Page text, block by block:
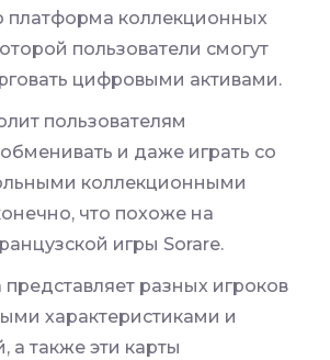
платформа коллекционных
пользователи смогут
цифровыми активами.
пользователям
и даже играть со
коллекционными
что похоже на
игры Sorare.
разных игроков
характеристиками и
также эти карты